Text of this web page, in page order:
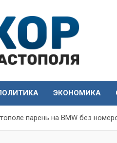
ЭКОНОМИКА
парень на BMW без